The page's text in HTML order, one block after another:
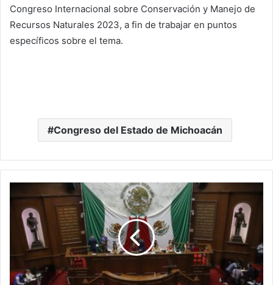
Congreso Internacional sobre Conservación y Manejo de
Recursos Naturales 2023, a fin de trabajar en puntos
específicos sobre el tema.
Congreso del Estado de Michoacán
Viernes,
Cierre
Convocatoria
Para
Aspirantes
A